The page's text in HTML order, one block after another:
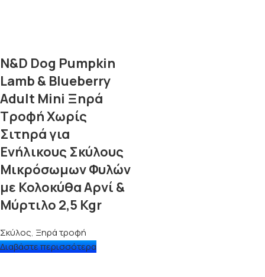
N&D Dog Pumpkin
Lamb & Blueberry
Adult Mini Ξηρά
Τροφή Χωρίς
Σιτηρά για
Ενήλικους Σκύλους
Μικρόσωμων Φυλών
με Κολοκύθα Αρνί &
Μύρτιλο 2,5 Kgr
Σκύλος, Ξηρά τροφή
Διαβάστε περισσότερα